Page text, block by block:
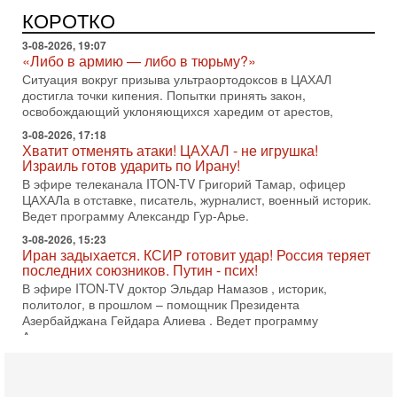
КОРОТКО
3-08-2026, 17:18
Хватит отменять атаки! ЦАХАЛ - не игрушка!
Израиль готов ударить по Ирану!
В эфире телеканала ITON-TV Григорий Тамар, офицер
ЦАХАЛа в отставке, писатель, журналист, военный историк.
Ведет программу Александр Гур-Арье.
Иран задыхается. КСИР готовит удар! Россия теряет
последних союзников. Путин - псих!
В эфире ITON-TV доктор Эльдар Намазов , историк,
политолог, в прошлом – помощник Президента
Азербайджана Гейдара Алиева . Ведет программу
Александр
3-08-2026, 11:09
Выборы в Израиле в опасности?! ШАБАК формирует
спецотдел
В этом выпуске мы разбираем одну из самых тревожных
тем израильской политики. Известно, что израильская
Служба общей безопасности (ШАБАК) создала